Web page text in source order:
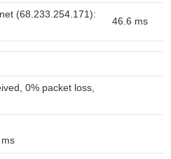
(68.233.254.171):
46.6 ms
0% packet loss,